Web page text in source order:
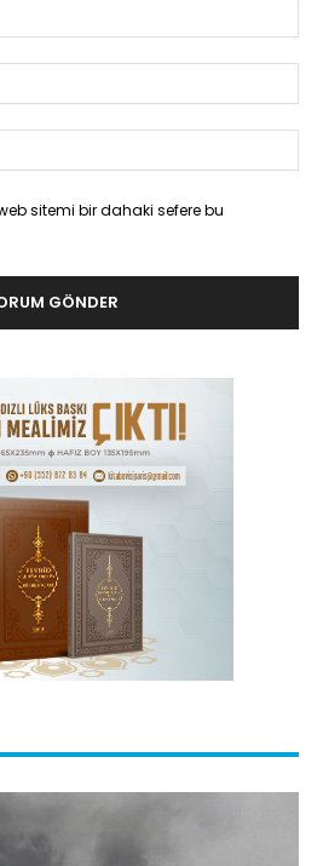
sitemi bir dahaki sefere bu